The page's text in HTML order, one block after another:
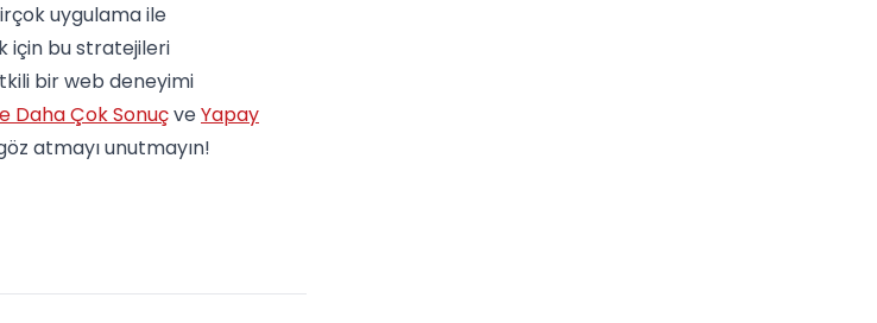
uygulama ile
için bu stratejileri
bir web deneyimi
Daha Çok SonuçveYapay
atmayı unutmayın!